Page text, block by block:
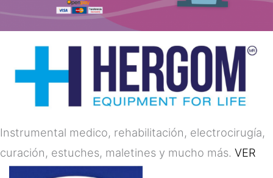
Instrumental medico, rehabilitación, electrocirugía,
curación, estuches, maletines y mucho más. VER